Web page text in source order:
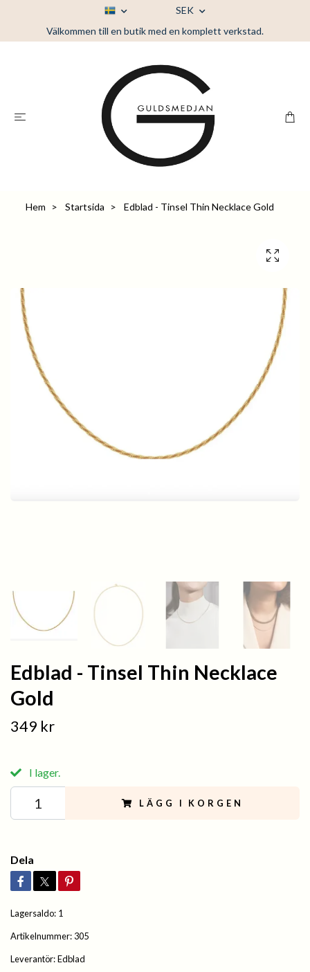
SEK
Välkommen till en butik med en komplett verkstad.
Hem Startsida Edblad - Tinsel Thin Necklace Gold
Edblad - Tinsel Thin Necklace
Gold
349 kr
I lager.
LÄGG I KORGEN
Dela
Lagersaldo: 1
Artikelnummer: 305
Leverantör:Edblad